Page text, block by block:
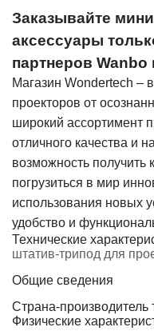
Заказывайте
аксессуары
партнеров Wanbo
Магазин Wondertech –
проекторов от
широкий ассортимент
отличного качества и
возможность получить
погрузиться в мир
использования новых
удобство и
Технические
штатив-трипод для
Общие сведения
Страна-производитель
Физические